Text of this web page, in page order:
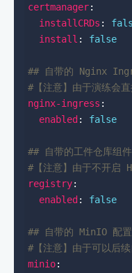
certmanager
installCRDs :
install : false
## 自带的 Nginx
#【注意】由于演练会
nginx-ingress
enabled : false
## 自带的工件仓
#【注意】由于不开启
registry
enabled : false
## 自带的 MinIO
#【注意】由于可以后
minio